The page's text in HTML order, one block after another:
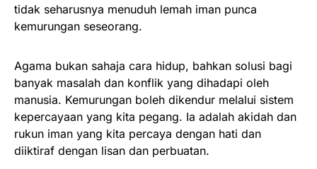
tidak seharusnya menuduh lemah iman punca
kemurungan seseorang.
Agama bukan sahaja cara hidup, bahkan solusi bagi
banyak masalah dan konflik yang dihadapi oleh
manusia. Kemurungan boleh dikendur melalui sistem
kepercayaan yang kita pegang. Ia adalah akidah dan
rukun iman yang kita percaya dengan hati dan
diiktiraf dengan lisan dan perbuatan.